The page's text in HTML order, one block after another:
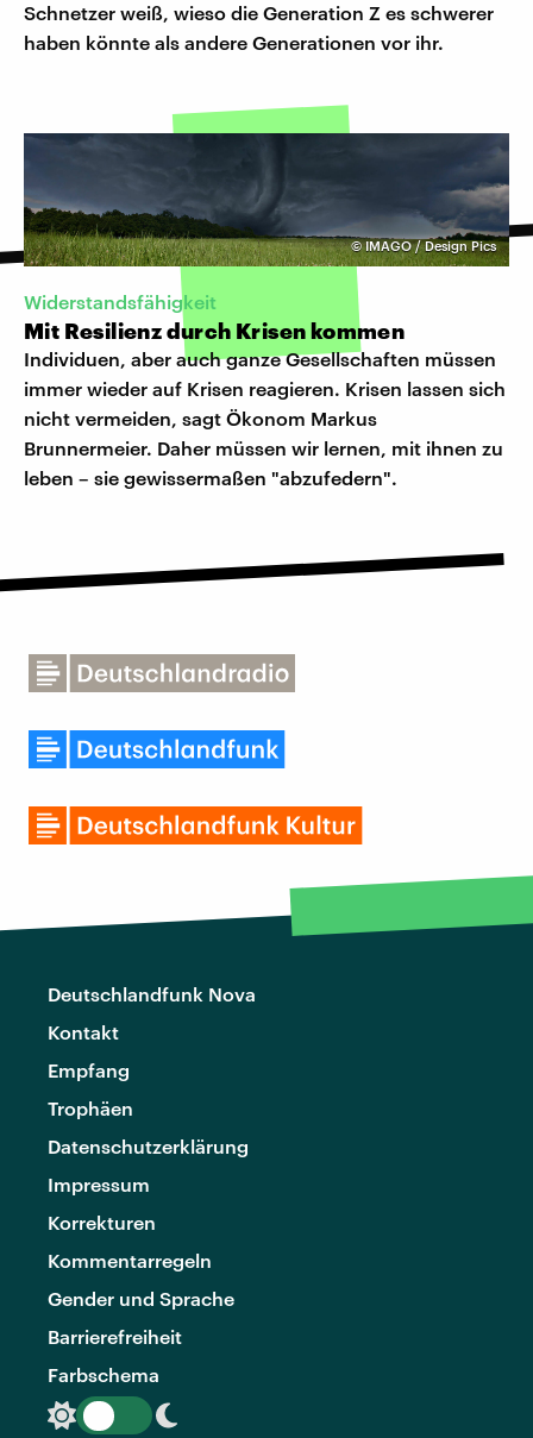
Schnetzer weiß, wieso die Generation Z es schwerer
haben könnte als andere Generationen vor ihr.
©IMAGO / Design Pics
Widerstandsfähigkeit
Mit Resilienz durch Krisen kommen
Individuen, aber auch ganze Gesellschaften müssen
immer wieder auf Krisen reagieren. Krisen lassen sich
nicht vermeiden, sagt Ökonom Markus
Brunnermeier. Daher müssen wir lernen, mit ihnen zu
leben – sie gewissermaßen "abzufedern".
Deutschlandfunk Nova
Kontakt
Empfang
Trophäen
Datenschutzerklärung
Impressum
Korrekturen
Kommentarregeln
Gender und Sprache
Barrierefreiheit
Farbschema